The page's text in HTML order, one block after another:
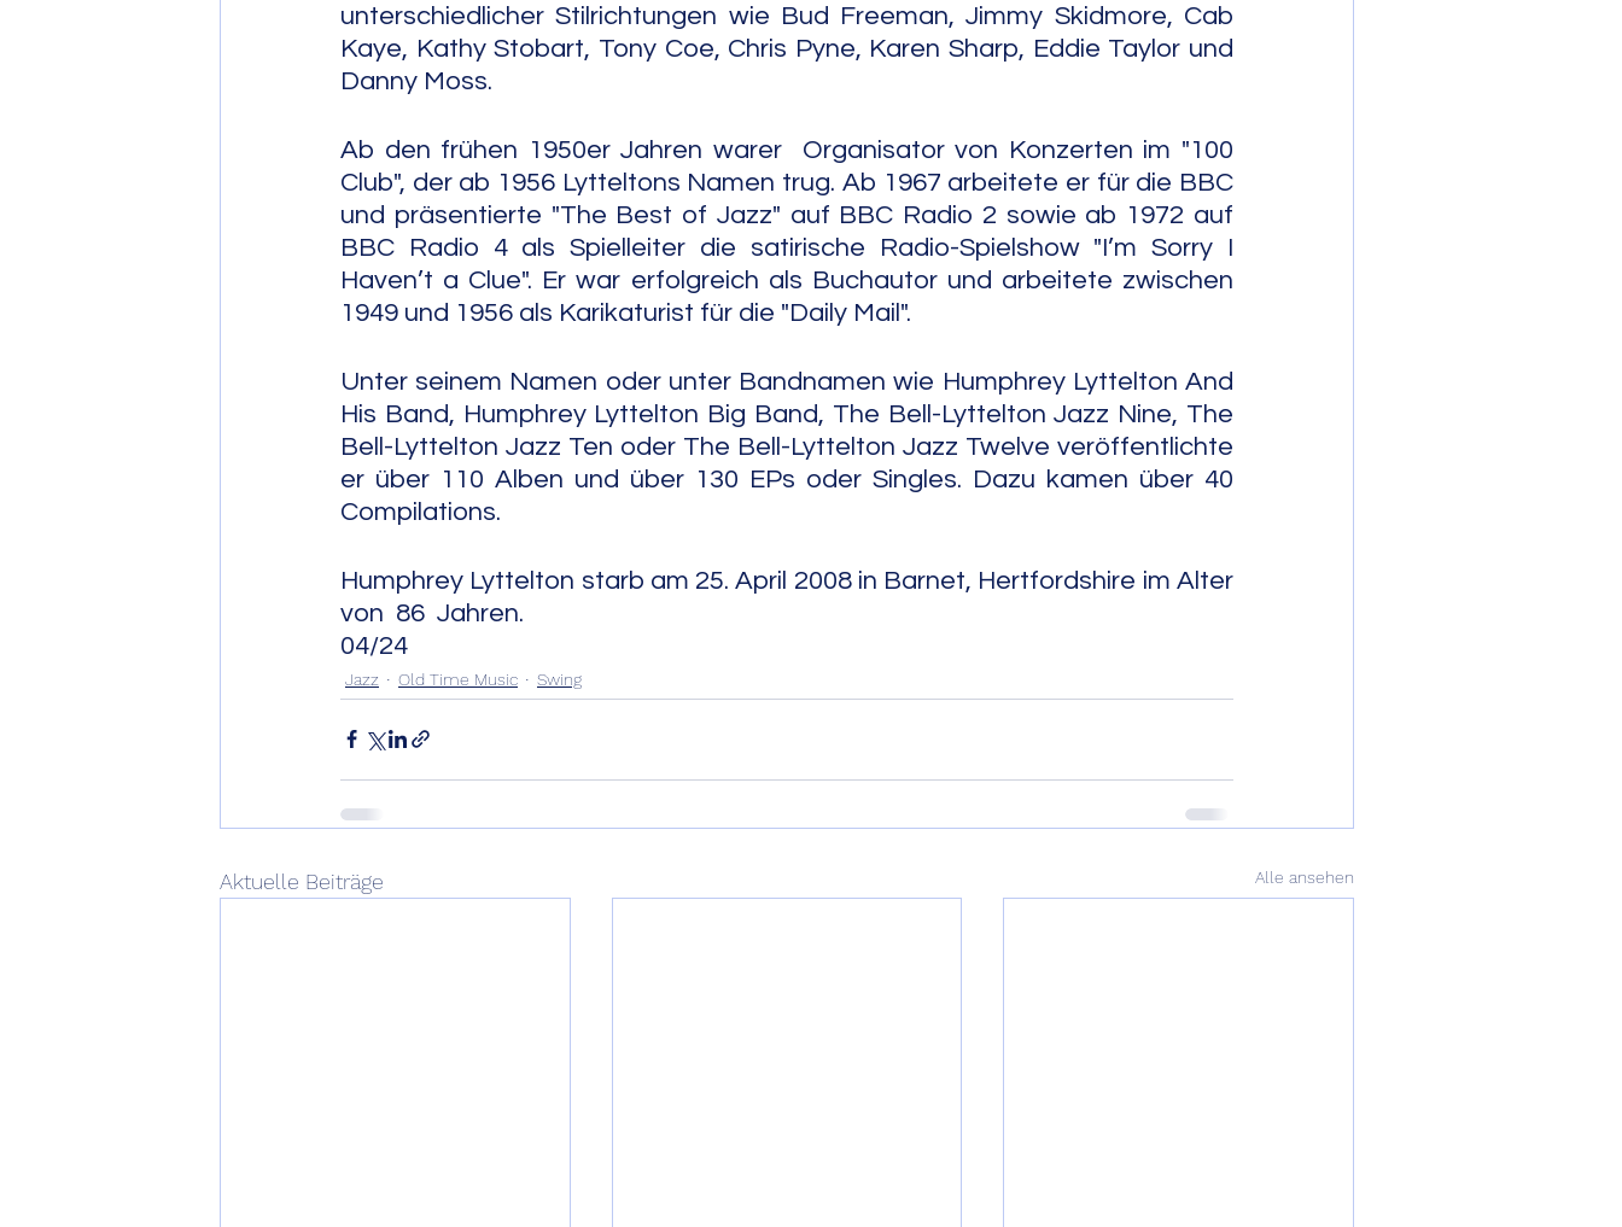
unterschiedlicher Stilrichtungen wie Bud Freeman, Jimmy Skidmore, Cab
Kaye, Kathy Stobart, Tony Coe, Chris Pyne, Karen Sharp, Eddie Taylor und
Danny Moss.
Ab den frühen 1950er Jahren warer  Organisator von Konzerten im "100
Club", der ab 1956 Lytteltons Namen trug. Ab 1967 arbeitete er für die BBC
und präsentierte "The Best of Jazz" auf BBC Radio 2 sowie ab 1972 auf
BBC Radio 4 als Spielleiter die satirische Radio-Spielshow "I’m Sorry I
Haven’t a Clue". Er war erfolgreich als Buchautor und arbeitete zwischen
1949 und 1956 als Karikaturist für die "Daily Mail".
Unter seinem Namen oder unter Bandnamen wie Humphrey Lyttelton And
His Band, Humphrey Lyttelton Big Band, The Bell-Lyttelton Jazz Nine, The
Bell-Lyttelton Jazz Ten oder The Bell-Lyttelton Jazz Twelve veröffentlichte
er über 110 Alben und über 130 EPs oder Singles. Dazu kamen über 40
Compilations.
Humphrey Lyttelton starb am 25. April 2008 in Barnet, Hertfordshire im Alter
von 86 Jahren.
04/24
Jazz Old Time Music Swing
Aktuelle Beiträge Alle ansehen